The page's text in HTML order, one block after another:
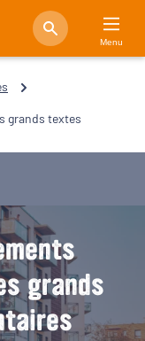
Menu
grands textes
grands